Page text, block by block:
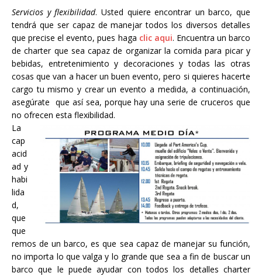
Servicios y flexibilidad. Usted quiere encontrar un barco, que
tendrá que ser capaz de manejar todos los diversos detalles
que precise el evento, pues haga clic aqui. Encuentra un barco
de charter que sea capaz de organizar la comida para picar y
bebidas, entretenimiento y decoraciones y todas las otras
cosas que van a hacer un buen evento, pero si quieres hacerte
cargo tu mismo y crear un evento a medida, a continuación,
asegúrate que así sea, porque hay una serie de cruceros que
no ofrecen esta flexibilidad.
La
cap
acid
ad y
habi
lida
d,
que
que
remos de un barco, es que sea capaz de manejar su función,
no importa lo que valga y lo grande que sea a fin de buscar un
barco que le puede ayudar con todos los detalles charter